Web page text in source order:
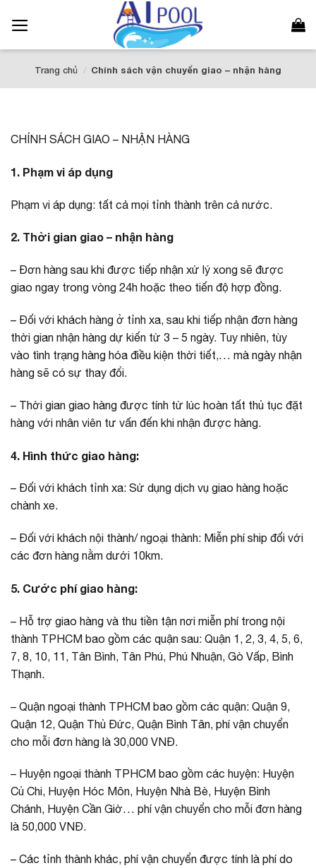
qua
Trang chủ / Chính sách vận chuyển giao – nhận hàng
CHÍNH SÁCH GIAO – NHẬN HÀNG
1. Phạm vi áp dụng
Phạm vi áp dụng: tất cả mọi tỉnh thành trên cả nước.
2. Thời gian giao – nhận hàng
– Đơn hàng sau khi được tiếp nhận xử lý xong sẽ được
giao ngay trong vòng 24h hoặc theo tiến độ hợp đồng.
– Đối với khách hàng ở tỉnh xa, sau khi tiếp nhận đơn hàng
thời gian nhận hàng dự kiến từ 3 – 5 ngày. Tuy nhiên, tùy
vào tình trạng hàng hóa điều kiện thời tiết,… mà ngày nhận
hàng sẽ có sự thay đổi.
– Thời gian giao hàng được tính từ lúc hoàn tất thủ tục đặt
hàng với nhân viên tư vấn đến khi nhận được hàng.
4. Hình thức giao hàng:
– Đối với khách tỉnh xa: Sử dụng dịch vụ giao hàng hoặc
chành xe.
– Đối với khách nội thành/ ngoại thành: Miễn phí ship đối với
các đơn hàng nằm dưới 10km.
5. Cước phí giao hàng:
– Hỗ trợ giao hàng và thu tiền tận nơi miễn phí trong nội
thành TPHCM bao gồm các quận sau: Quận 1, 2, 3, 4, 5, 6,
7, 8, 10, 11, Tân Bình, Tân Phú, Phú Nhuận, Gò Vấp, Bình
Thạnh.
– Quận ngoại thành TPHCM bao gồm các quận: Quận 9,
Quận 12, Quận Thủ Đức, Quận Bình Tân, phí vận chuyển
cho mỗi đơn hàng là 30,000 VNĐ.
– Huyện ngoại thành TPHCM bao gồm các huyện: Huyện
Củ Chi, Huyện Hóc Môn, Huyện Nhà Bè, Huyện Bình
Chánh, Huyện Cần Giờ… phí vận chuyển cho mỗi đơn hàng
là 50,000 VNĐ.
– Các tỉnh thành khác, phí vận chuyển được tính là phí do